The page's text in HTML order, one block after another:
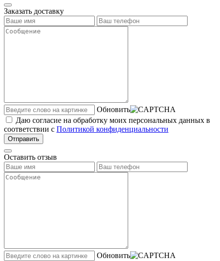
Заказать доставку
Обновить
Даю согласие на обработку моих персональных данных в
соответствии с Политикой конфиденциальности
Отправить
Оставить отзыв
Обновить